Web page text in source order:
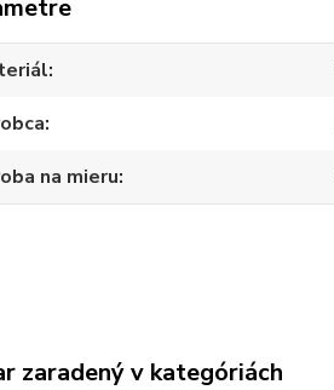
na mieru
zaradený v kategóriách